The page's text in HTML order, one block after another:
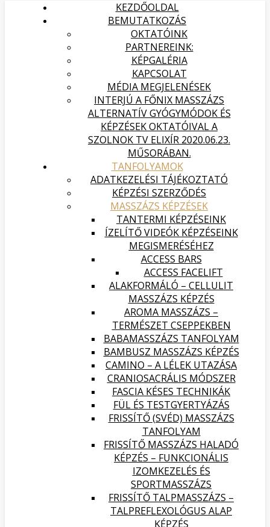
KEZDŐOLDAL
BEMUTATKOZÁS
OKTATÓINK
PARTNEREINK:
KÉPGALÉRIA
KAPCSOLAT
MÉDIA MEGJELENÉSEK
INTERJÚ A FŐNIX MASSZÁZS
ALTERNATÍV GYÓGYMÓDOK ÉS
KÉPZÉSEK OKTATÓIVAL A
SZOLNOK TV ELIXÍR 2020.06.23.
MŰSORÁBAN.
TANFOLYAMOK
ADATKEZELÉSI TÁJÉKOZTATÓ
KÉPZÉSI SZERZŐDÉS
MASSZÁZS KÉPZÉSEK
TANTERMI KÉPZÉSEINK
ÍZELÍTŐ VIDEÓK KÉPZÉSEINK
MEGISMERÉSÉHEZ
ACCESS BARS
ACCESS FACELIFT
ALAKFORMÁLÓ – CELLULIT
MASSZÁZS KÉPZÉS
AROMA MASSZÁZS –
TERMÉSZET CSEPPEKBEN
BABAMASSZÁZS TANFOLYAM
BAMBUSZ MASSZÁZS KÉPZÉS
CAMINO – A LÉLEK UTAZÁSA
CRANIOSACRÁLIS MÓDSZER
FASCIA KÉSES TECHNIKÁK
FÜL ÉS TESTGYERTYÁZÁS
FRISSÍTŐ (SVÉD) MASSZÁZS
TANFOLYAM
FRISSÍTŐ MASSZÁZS HALADÓ
KÉPZÉS – FUNKCIONÁLIS
IZOMKEZELÉS ÉS
SPORTMASSZÁZS
FRISSÍTŐ TALPMASSZÁZS –
TALPREFLEXOLÓGUS ALAP
KÉPZÉS